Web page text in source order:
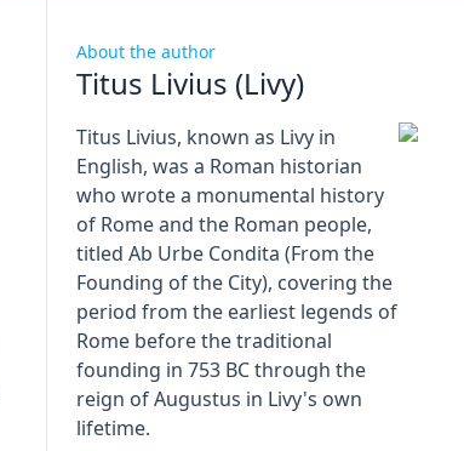
About the author
Titus Livius (Livy)
Titus Livius, known as Livy in
English, was a Roman historian
who wrote a monumental history
of Rome and the Roman people,
titled Ab Urbe Condita (From the
Founding of the City), covering the
period from the earliest legends of
Rome before the traditional
founding in 753 BC through the
reign of Augustus in Livy's own
lifetime.